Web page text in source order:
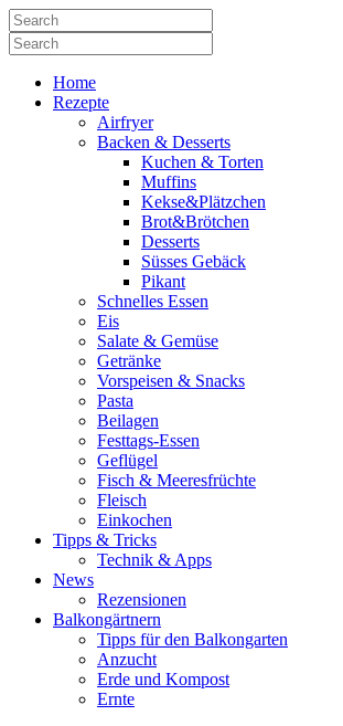
Home
Rezepte
Airfryer
Backen & Desserts
Kuchen & Torten
Muffins
Kekse&Plätzchen
Brot&Brötchen
Desserts
Süsses Gebäck
Pikant
Schnelles Essen
Eis
Salate & Gemüse
Getränke
Vorspeisen & Snacks
Pasta
Beilagen
Festtags-Essen
Geflügel
Fisch & Meeresfrüchte
Fleisch
Einkochen
Tipps & Tricks
Technik & Apps
News
Rezensionen
Balkongärtnern
Tipps für den Balkongarten
Anzucht
Erde und Kompost
Ernte